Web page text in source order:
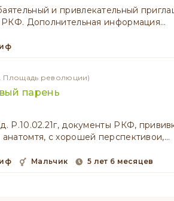
и привлекательный
РКФ. Дополнительная информация…
Площадь революции)
парень
Р.10.02.21г, документы РКФ,
анатомтя, с хорошей перспективои,…
мальчик 5 лет 6 месяцев